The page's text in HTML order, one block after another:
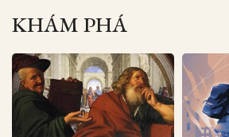
KHÁM PHÁ